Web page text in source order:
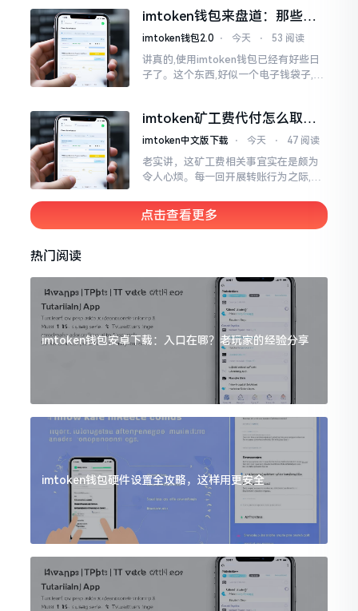
据助记词来生成的,通俗讲
imtoken钱包来盘道：那些踩
过的坑和保命招
imtoken钱包2.0 ⋅ 今天 ⋅ 53 阅读
讲真的,使用imtoken钱包已经有好些日
子了。这个东西,好似一个电子钱袋子,里
却提心吊胆、神经紧绷。
imtoken矿工费代付怎么取
消？老手教你几招
imtoken中文版下载 ⋅ 今天 ⋅ 47 阅读
老实讲，这矿工费相关事宜实在是颇为
令人心烦。每一回开展转账行为之际,就
得紧接着的下一秒会扣掉多少手续费。
时隔多年
点击查看更多
热门阅读
imtoken钱包安卓下载：入口在哪？老玩家的经验分享
imtoken钱包硬件设置全攻略，这样用更安全